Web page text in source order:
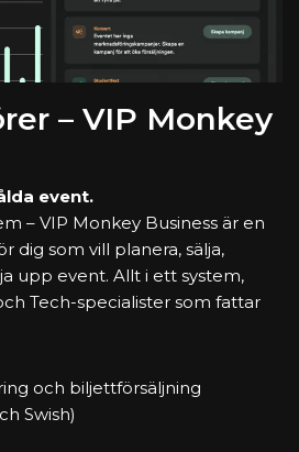
– VIP Monkey
event.
– VIP Monkey Business är en
som vill planera, sälja,
upp event. Allt i ett system,
Tech-specialister som fattar
och biljettförsäljning
Swish)